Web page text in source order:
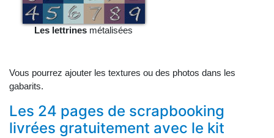
Les lettrines métalisées
Vous pourrez ajouter les textures ou des photos dans les
gabarits.
Les 24 pages de scrapbooking
livrées gratuitement avec le kit